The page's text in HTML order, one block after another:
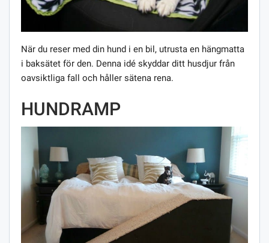
När du reser med din hund i en bil, utrusta en hängmatta
i baksätet för den. Denna idé skyddar ditt husdjur från
oavsiktliga fall och håller sätena rena.
HUNDRAMP